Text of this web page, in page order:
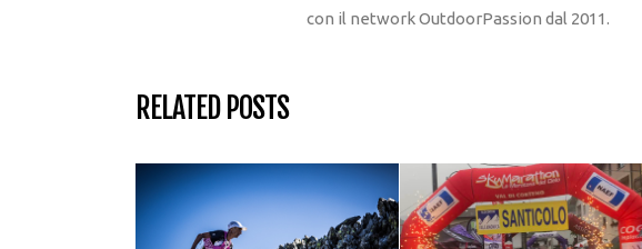
con il network OutdoorPassion dal 2011.
RELATED POSTS